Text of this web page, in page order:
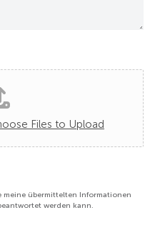
Files to Upload
meine übermittelten Informationen
werden kann.